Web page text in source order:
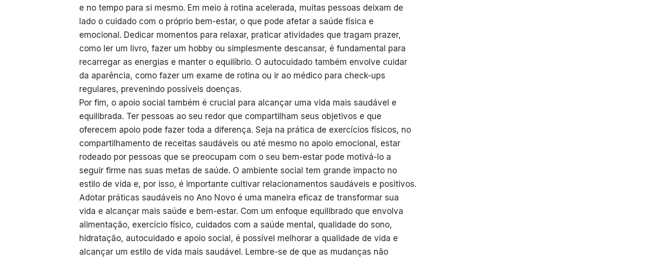
e no tempo para si mesmo. Em meio à rotina acelerada, muitas pessoas deixam de
lado o cuidado com o próprio bem-estar, o que pode afetar a saúde física e
emocional. Dedicar momentos para relaxar, praticar atividades que tragam prazer,
como ler um livro, fazer um hobby ou simplesmente descansar, é fundamental para
recarregar as energias e manter o equilíbrio. O autocuidado também envolve cuidar
da aparência, como fazer um exame de rotina ou ir ao médico para check-ups
regulares, prevenindo possíveis doenças.
Por fim, o apoio social também é crucial para alcançar uma vida mais saudável e
equilibrada. Ter pessoas ao seu redor que compartilham seus objetivos e que
oferecem apoio pode fazer toda a diferença. Seja na prática de exercícios físicos, no
compartilhamento de receitas saudáveis ou até mesmo no apoio emocional, estar
rodeado por pessoas que se preocupam com o seu bem-estar pode motivá-lo a
seguir firme nas suas metas de saúde. O ambiente social tem grande impacto no
estilo de vida e, por isso, é importante cultivar relacionamentos saudáveis e positivos.
Adotar práticas saudáveis no Ano Novo é uma maneira eficaz de transformar sua
vida e alcançar mais saúde e bem-estar. Com um enfoque equilibrado que envolva
alimentação, exercício físico, cuidados com a saúde mental, qualidade do sono,
hidratação, autocuidado e apoio social, é possível melhorar a qualidade de vida e
alcançar um estilo de vida mais saudável. Lembre-se de que as mudanças não